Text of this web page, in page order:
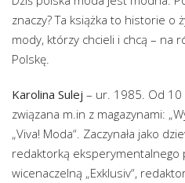
znaczy? Ta książka to historie o
mody, którzy chcieli i chcą – na
Polskę.
Karolina Sulej – ur. 1985. Od 10
związana m.in z magazynami:
„Viva! Moda“. Zaczynała jako
redaktorką eksperymentalnego
wicenaczelną „Exklusiv“,